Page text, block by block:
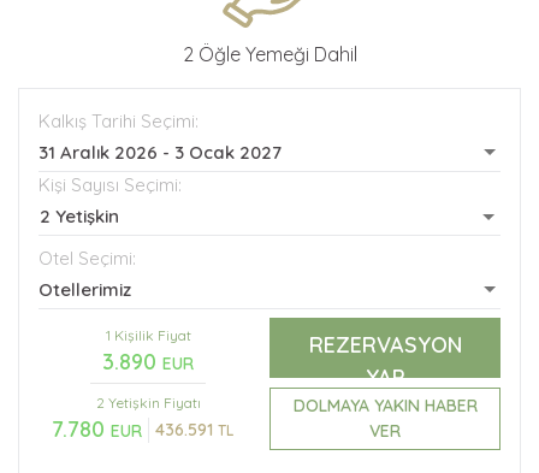
2 Öğle Yemeği Dahil
Kalkış Tarihi Seçimi:
31 Aralık 2026 - 3 Ocak 2027
Kişi Sayısı Seçimi:
2 Yetişkin
Otel Seçimi:
Otellerimiz
1 Kişilik Fiyat
3.890 EUR
2 Yetişkin Fiyatı
7.780 EUR 436.591 TL
REZERVASYON
YAP
DOLMAYA YAKIN HABER
VER